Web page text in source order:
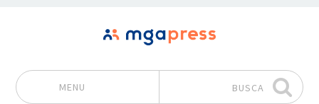
MENU BUSCA